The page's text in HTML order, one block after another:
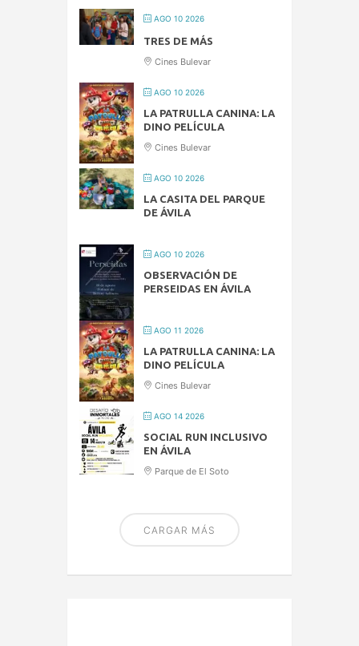
AGO 10 2026
TRES DE MÁS
Cines Bulevar
AGO 10 2026
LA PATRULLA CANINA: LA
DINO PELÍCULA
Cines Bulevar
AGO 10 2026
LA CASITA DEL PARQUE
DE ÁVILA
AGO 10 2026
OBSERVACIÓN DE
PERSEIDAS EN ÁVILA
AGO 11 2026
LA PATRULLA CANINA: LA
DINO PELÍCULA
Cines Bulevar
AGO 14 2026
SOCIAL RUN INCLUSIVO
EN ÁVILA
Parque de El Soto
CARGAR MÁS